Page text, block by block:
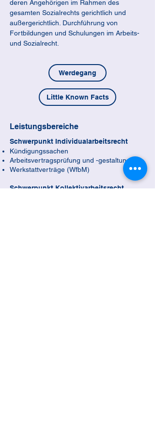
deren Angehörigen im Rahmen des
gesamten Sozialrechts gerichtlich und
außergerichtlich. Durchführung von
Fortbildungen und Schulungen im Arbeits-
und Sozialrecht.
Werdegang
Little Known Facts
Leistungsbereiche
Schwerpunkt Individualarbeitsrecht
Kündigungssachen
Arbeitsvertragsprüfung und -gestaltung
Werkstattverträge (WfbM)
Schwerpunkt Kollektivarbeitsrecht